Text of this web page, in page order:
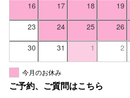
16 17 18 19
23 24 25 26
30 31 1 2
今月のお休み
ご予約、ご質問はこちら